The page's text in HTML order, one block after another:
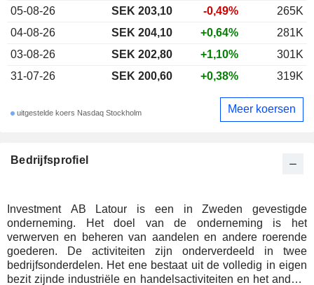
Bedrijfsprofiel
Investment AB Latour is een in Zweden gevestigde
onderneming. Het doel van de onderneming is het
verwerven en beheren van aandelen en andere roerende
goederen. De activiteiten zijn onderverdeeld in twee
bedrijfsonderdelen. Het ene bestaat uit de volledig in eigen
bezit zijnde industriële en handelsactiviteiten en het andere
05-08-26
SEK 203,10 -0,49%
265K
04-08-26
SEK 204,10 +0,64%
281K
03-08-26
SEK 202,80 +1,10%
301K
31-07-26
SEK 200,60 +0,38% 319K
uitgestelde koers Nasdaq Stockholm Meer koersen